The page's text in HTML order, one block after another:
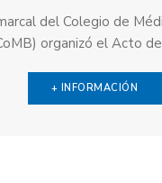
del Colegio de
organizó el Acto
+ INFORMACIÓN